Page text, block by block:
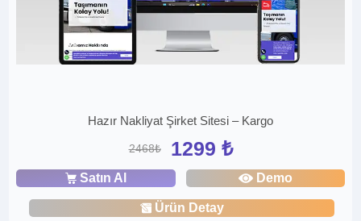
Hazır Nakliyat Şirket Sitesi – Kargo
2468₺ 1299 ₺
Satın Al Demo
Ürün Detay